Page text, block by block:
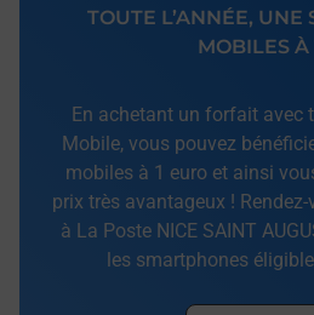
TOUTE L’ANNÉE, UNE
MOBILES À
En achetant un forfait avec
Mobile, vous pouvez
mobiles à 1 euro et ainsi
prix très avantageux !
à La Poste NICE SAINT
les smartphones